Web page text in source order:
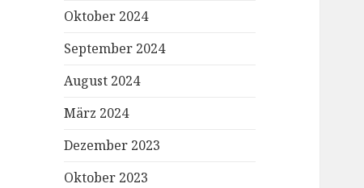
Oktober 2024
September 2024
August 2024
März 2024
Dezember 2023
Oktober 2023